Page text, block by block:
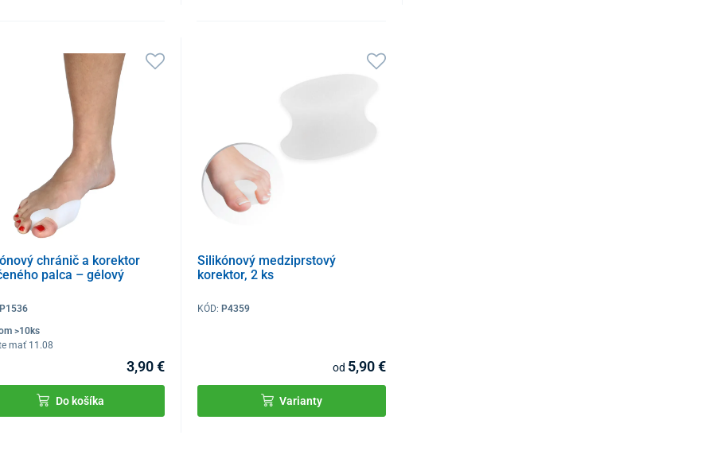
chránič a korektor
palca – gélový
P1536
>10ks
mať 11.08
3,90 €
Do košíka
Silikónový medziprstový
korektor, 2 ks
KÓD: P4359
od 5,90 €
Varianty